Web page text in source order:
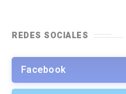
REDES SOCIALES
Facebook